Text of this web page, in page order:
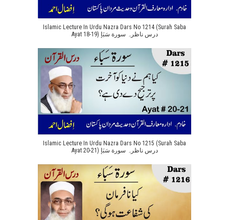
Islamic Lecture In Urdu Nazra Dars No 1214 (Surah Saba
Ayat 18-19) درس ناظرہ سورة سَبَإ
Islamic Lecture In Urdu Nazra Dars No 1215 (Surah Saba
Ayat 20-21) درس ناظرہ سورة سَبَإ